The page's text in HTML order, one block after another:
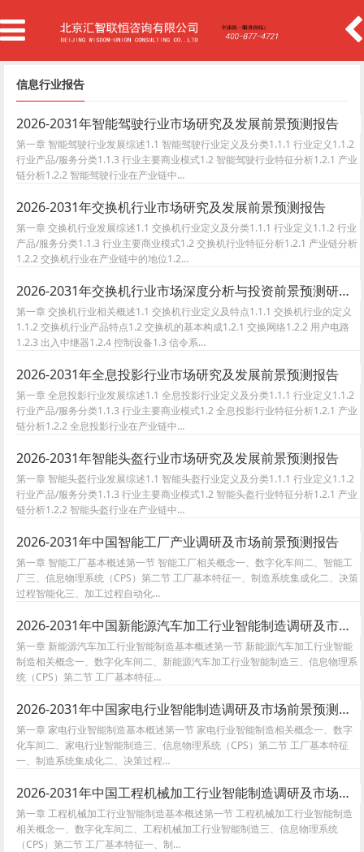
信息行业报告
2026-2031年智能驾驶行业市场研究及发展前景预测报告
第一章 智能驾驶行业发展综述1.1 智能驾驶行业定义及分类1.1.1 行业定义1.1.2
行业产品/服务分类1.1.3 行业主要商业模式1.2 智能驾驶行业特征分析1.2.1 产业
链分析1.2.2 智能驾驶行业在产业链中…
2026-2031年交换机行业市场研究及发展前景预测报告
第一章 交换机行业发展综述1.1 交换机行业定义及分类1.1.1 行业定义1.1.2 行业
产品/服务分类1.1.3 行业主要商业模式1.2 交换机行业特征分析1.2.1 产业链分析
1.2.2 交换机行业在产业链中的地位1.2…
2026-2031年交换机行业市场深度分析与投资前景预测研究报告
第一章 交换机行业相关概述1.1 交换机行业定义及特点1.1.1 交换机行业的定义
1.1.2 交换机行业产品特点1.2 交换机的基本构成1.2.1 交换网络1.2.2 用户电路
1.2.3 出入中继器1.2.4 控制设备1.3 信令系…
2026-2031年全息投影行业市场研究及发展前景预测报告
第一章 全息投影行业发展综述1.1 全息投影行业定义及分类1.1.1 行业定义1.1.2
行业产品/服务分类1.1.3 行业主要商业模式1.2 全息投影行业特征分析1.2.1 产业
链分析1.2.2 全息投影行业在产业链中…
2026-2031年智能头盔行业市场研究及发展前景预测报告
第一章 智能头盔行业发展综述1.1 智能头盔行业定义及分类1.1.1 行业定义1.1.2
行业产品/服务分类1.1.3 行业主要商业模式1.2 智能头盔行业特征分析1.2.1 产业
链分析1.2.2 智能头盔行业在产业链中…
2026-2031年中国智能工厂产业调研及市场前景预测报告
第一章 智能工厂基本概述第一节 智能工厂相关概念一、数字化车间二、智能工
厂三、信息物理系统（CPS）第二节 工厂基本特征一、制造系统集成化二、决策
过程智能化三、加工过程自动化…
2026-2031年中国新能源汽车加工行业智能制造调研及市场前景预测报告
第一章 新能源汽车加工行业智能制造基本概述第一节 新能源汽车加工行业智能
制造相关概念一、数字化车间二、新能源汽车加工行业智能制造三、信息物理系
统（CPS）第二节 工厂基本特征…
2026-2031年中国家电行业智能制造调研及市场前景预测报告
第一章 家电行业智能制造基本概述第一节 家电行业智能制造相关概念一、数字
化车间二、家电行业智能制造三、信息物理系统（CPS）第二节 工厂基本特征
一、制造系统集成化二、决策过程…
2026-2031年中国工程机械加工行业智能制造调研及市场前景预测报告
第一章 工程机械加工行业智能制造基本概述第一节 工程机械加工行业智能制造
相关概念一、数字化车间二、工程机械加工行业智能制造三、信息物理系统
（CPS）第二节 工厂基本特征一、制…